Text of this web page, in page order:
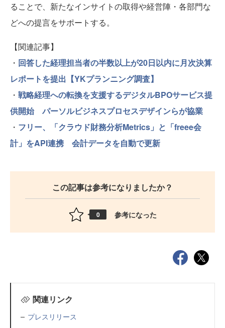
ることで、新たなインサイトの取得や経営陣・各部門な
どへの提言をサポートする。
【関連記事】
・ 回答した経理担当者の半数以上が20日以内に月次決算
レポートを提出【YKプランニング調査】
・ 戦略経理への転換を支援するデジタルBPOサービス提
供開始 パーソルビジネスプロセスデザインらが協業
・ フリー、「クラウド財務分析Metrics」と「freee会
計」をAPI連携 会計データを自動で更新
この記事は参考になりましたか？
0 参考になった
関連リンク
プレスリリース